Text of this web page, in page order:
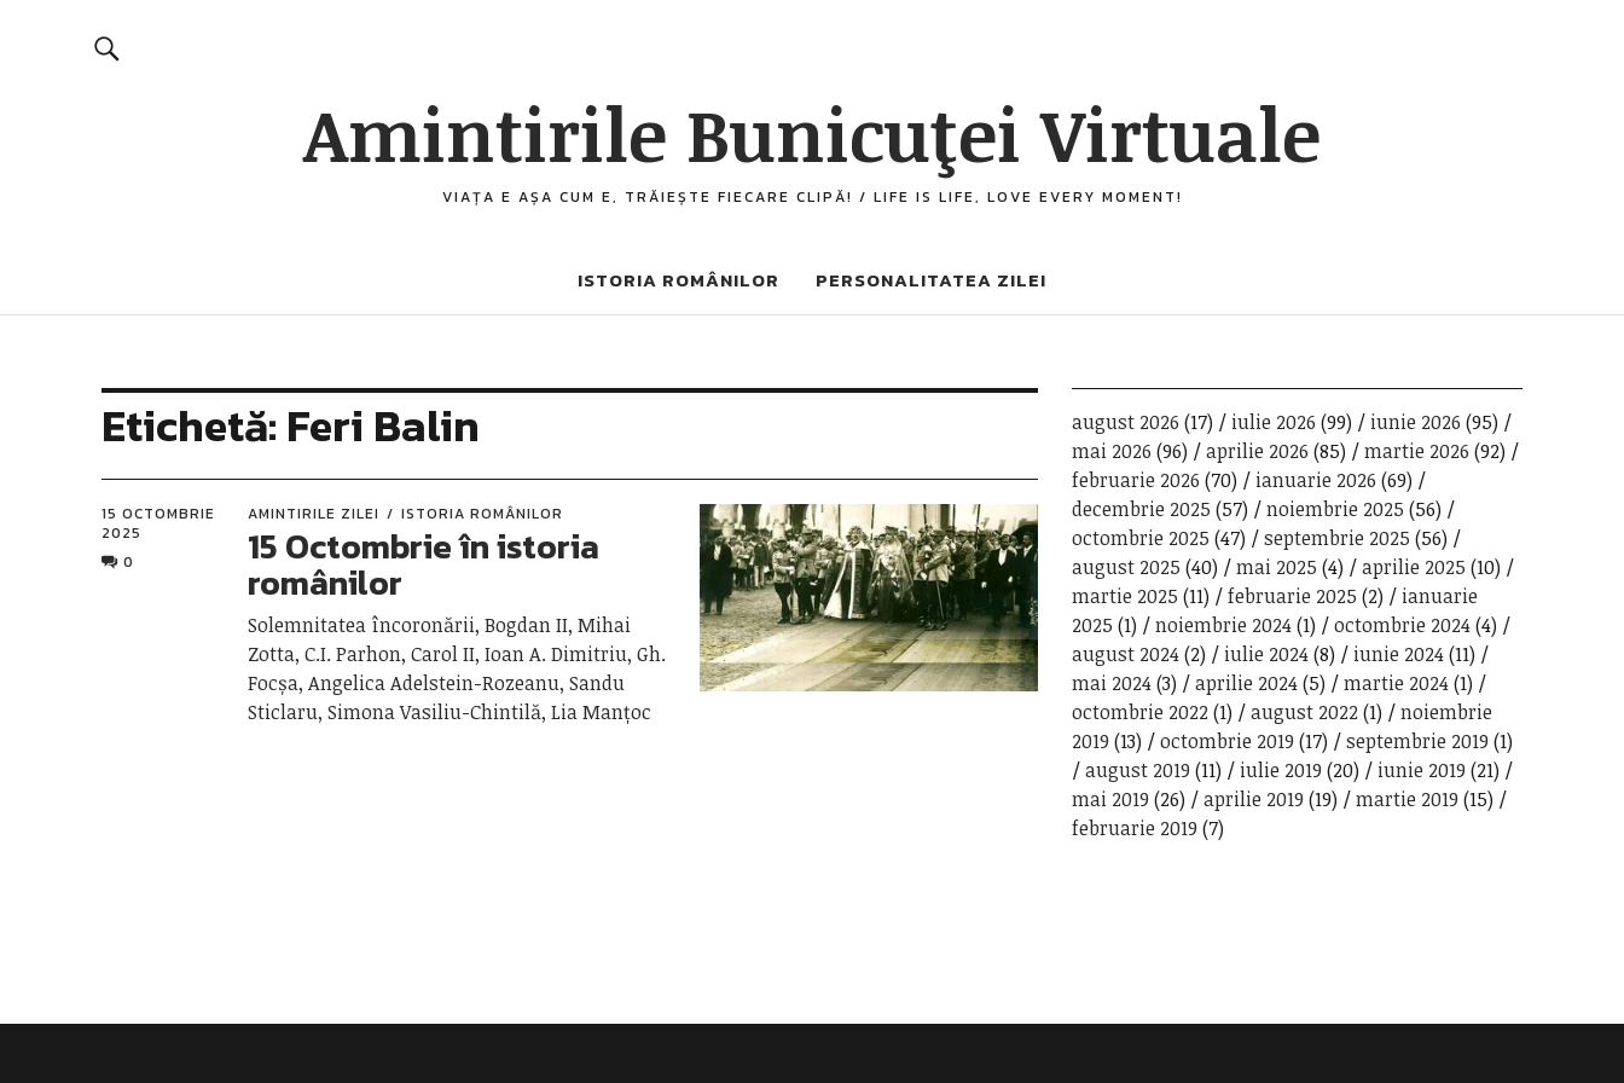
Amintirile Bunicuţei Virtuale
VIAȚA E AȘA CUM E, TRĂIEȘTE FIECARE CLIPĂ! / LIFE IS LIFE, LOVE EVERY MOMENT!
ISTORIA ROMÂNILOR PERSONALITATEA ZILEI
Etichetă: Feri Balin
15 OCTOMBRIE
2025
0
AMINTIRILE ZILEI ISTORIA ROMÂNILOR
15 Octombrie în istoria
românilor
Solemnitatea încoronării, Bogdan II, Mihai
Zotta, C.I. Parhon, Carol II, Ioan A. Dimitriu, Gh.
Focșa, Angelica Adelstein-Rozeanu, Sandu
Sticlaru, Simona Vasiliu-Chintilă, Lia Manțoc
august 2026 (17) iulie 2026 (99) iunie 2026 (95)
mai 2026 (96) aprilie 2026 (85) martie 2026 (92)
februarie 2026 (70) ianuarie 2026 (69)
decembrie 2025 (57) noiembrie 2025 (56)
octombrie 2025 (47) septembrie 2025 (56)
august 2025 (40) mai 2025 (4) aprilie 2025 (10)
martie 2025 (11) februarie 2025 (2)
ianuarie
2025 (1) noiembrie 2024(1) octombrie 2024(4)
august 2024(2) iulie 2024(8) iunie 2024(11)
mai 2024(3) aprilie 2024(5) martie 2024(1)
octombrie 2022(1) august 2022(1)
noiembrie
2019 (13) octombrie 2019 (17) septembrie 2019 (1)
august 2019 (11) iulie 2019 (20) iunie 2019 (21)
mai 2019 (26) aprilie 2019 (19) martie 2019 (15)
februarie 2019 (7)